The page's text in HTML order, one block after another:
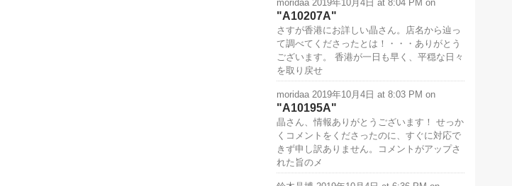
moridaa 2019年10月4日 at 8:04 PM on
A10207A
さすが香港にお詳しい晶さん。店名から辿っ
て調べてくださったとは！・・・ありがとう
ございます。 香港が一日も早く、平穏な日々
を取り戻せ
moridaa 2019年10月4日 at 8:03 PM on
A10195A
晶さん、情報ありがとうございます！ せっか
くコメントをくださったのに、すぐに対応で
きず申し訳ありません。コメントがアップさ
れた旨のメ